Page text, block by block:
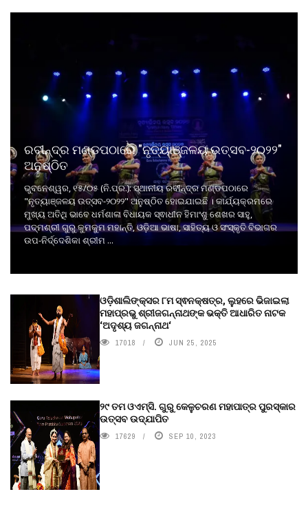
ରବୀନ୍ଦ୍ର ମଣ୍ଡପଠାରେ "ନୃତ୍ୟାଞ୍ଜଳୟ ଉତ୍ସବ-୨୦୨୨"
ଅନୁଷ୍ଠିତ
ଭୁବନେଶ୍ୱର, ୧୫/୦୫ (ନି.ପ୍ର.): ସ୍ଥାନୀୟ ରବୀନ୍ଦ୍ର ମଣ୍ଡପଠାରେ
"ନୃତ୍ୟାଞ୍ଜଳୟ ଉତ୍ସବ-୨୦୨୨" ଅନୁଷ୍ଠିତ ହୋଇଯାଇଛି । କାର୍ଯ୍ୟକ୍ରମରେ
ମୁଖ୍ୟ ଅତିଥି ଭାବେ ଧର୍ମଶାଳା ବିଧାୟକ ସ୍ଵାଧୀନ ହିମାଂଶୁ ଶେଖର ସାହୁ,
ପଦ୍ମଶ୍ରୀ ଗୁରୁ କୁମକୁମ ମହାନ୍ତି, ଓଡ଼ିଆ ଭାଷା, ସାହିତ୍ୟ ଓ ସଂସ୍କୃତି ବିଭାଗର
ଉପ-ନିର୍ଦ୍ଦେଶିକା ଶ୍ରୀମ ...
ଓଡ଼ିଶାଲିଙ୍କ୍ସର ୮ମ ସ୍ଵନକ୍ଷତ୍ର, ଲୁହରେ ଭିଜାଇଲା
ମହାପ୍ରଭୁ ଶ୍ରୀଜଗନ୍ନାଥଙ୍କ ଭକ୍ତି ଆଧାରିତ ନାଟକ
‘ଅଦୃଶ୍ୟ ଜଗନ୍ନାଥ‘
17018 JUN 25, 2025
୨୯ ତମ ଓଏମ୍‌ସି. ଗୁରୁ କେଳୁଚରଣ ମହାପାତ୍ର ପୁରସ୍କାର
ଉତ୍ସବ ଉଦ୍‍ଯାପିତ
17629 SEP 10, 2023